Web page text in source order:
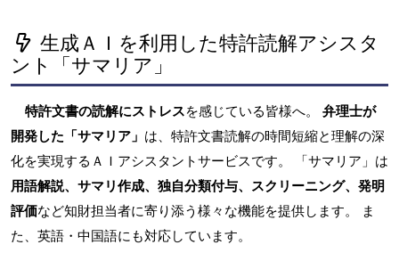
生成ＡＩを利用した特許読解アシスタ
ント「サマリア」
特許文書の読解にストレスを感じている皆様へ。 弁理士が
開発した「サマリア」 は、特許文書読解の時間短縮と理解の深
化を実現するＡＩアシスタントサービスです。 「サマリア」は
用語解説、サマリ作成、独自分類付与、スクリーニング、発明
評価など知財担当者に寄り添う様々な機能を提供します。 ま
た、英語・中国語にも対応しています。